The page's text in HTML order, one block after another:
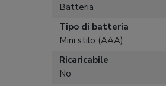
Batteria
Tipo di batteria
Mini stilo (AAA)
Ricaricabile
No